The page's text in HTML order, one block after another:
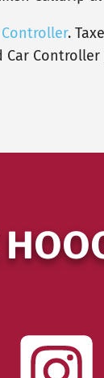
Controller.